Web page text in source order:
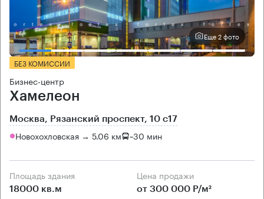
Еще 2 фото
БЕЗ КОМИССИИ
Бизнес-центр
Хамелеон
Москва, Рязанский проспект, 10 с17
Новохохловская → 5.06 км ~30 мин
Площадь здания
18000 кв.м
Цена продажи
от 300 000 Р/м²